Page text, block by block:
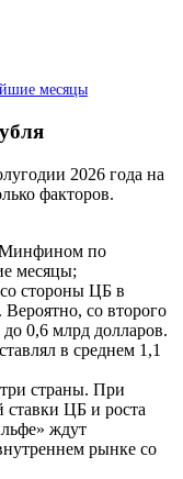
месяцы
2026 года на
факторов.
Минфином по
месяцы;
стороны ЦБ в
со второго
до 0,6 млрд долларов.
в среднем 1,1
страны. При
ЦБ и роста
ждут
рынке со